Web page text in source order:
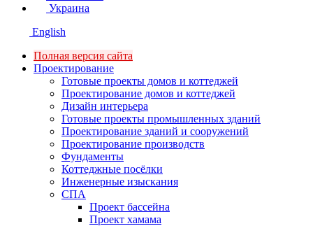
Украина
English
Полная версия сайта
Проектирование
Готовые проекты домов и коттеджей
Проектирование домов и коттеджей
Дизайн интерьера
Готовые проекты промышленных зданий
Проектирование зданий и сооружений
Проектирование производств
Фундаменты
Коттеджные посёлки
Инженерные изыскания
СПА
Проект бассейна
Проект хамама